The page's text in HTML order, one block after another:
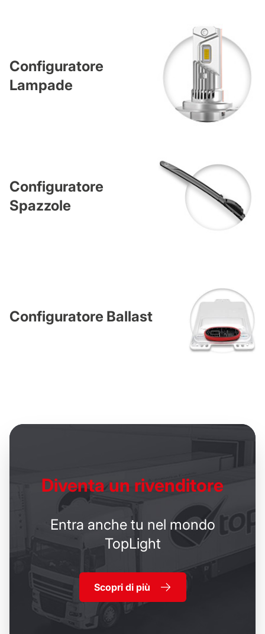
Configuratore
Lampade
Configuratore
Spazzole
Configuratore Ballast
Diventa un rivenditore
Entra anche tu nel mondo
TopLight
Scopri di più